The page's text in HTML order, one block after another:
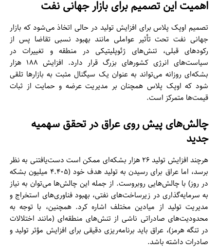
اهمیت این تصمیم برای بازار جهانی نفت
تصمیم اوپک پلاس برای افزایش تولید در حالی اتخاذ می‌شود که بازار
جهانی نفت تحت تأثیر عواملی مانند بهبود نسبی تقاضا پس از
رکودهای قبلی، تنش‌های ژئوپلیتیکی در منطقه و تغییرات در
سیاست‌های انرژی کشورهای بزرگ قرار دارد. افزایش ۱۸۸ هزار
بشکه‌ای روزانه می‌تواند به عنوان یک سیگنال مثبت به بازارها تلقی
شود که اوپک پلاس همچنان بر مدیریت عرضه و حمایت از ثبات
قیمت‌ها متمرکز است.
چالش‌های پیش روی عراق در تحقق سهمیه
جدید
هرچند افزایش تولید ۲۶ هزار بشکه‌ای ممکن است دست‌یافتنی به نظر
برسد، اما عراق برای رسیدن به تولید هدف خود (۴.۴۰۵ میلیون بشکه
در روز) با چالش‌هایی روبروست. از جمله این چالش‌ها می‌توان به نیاز
به سرمایه‌گذاری در زیرساخت‌های نفتی، بهبود فناوری‌های استخراج و
مدیریت تولید از میادین مختلف اشاره کرد. همچنین، با توجه به
محدودیت‌های صادراتی ناشی از تنش‌های منطقه‌ای (مانند اختلالات
در تنگه هرمز)، عراق باید برنامه‌ریزی دقیقی برای افزایش مؤثر تولید و
صادرات داشته باشد.